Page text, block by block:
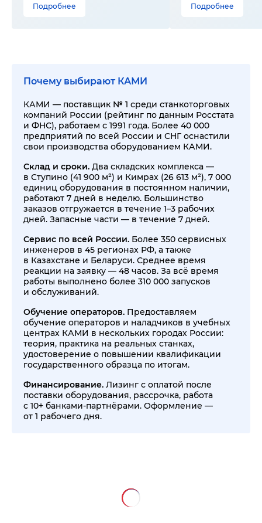
Подробнее Подробнее
Почему выбирают КАМИ
КАМИ — поставщик № 1 среди станкоторговых
компаний России (рейтинг по данным Росстата
и ФНС), работаем с 1991 года. Более 40 000
предприятий по всей России и СНГ оснастили
свои производства оборудованием КАМИ.
Склад и сроки. Два складских комплекса —
в Ступино (41 900 м²) и Кимрах (26 613 м²), 7 000
единиц оборудования в постоянном наличии,
работают 7 дней в неделю. Большинство
заказов отгружается в течение 1–3 рабочих
дней. Запасные части — в течение 7 дней.
Сервис по всей России. Более 350 сервисных
инженеров в 45 регионах РФ, а также
в Казахстане и Беларуси. Среднее время
реакции на заявку — 48 часов. За всё время
работы выполнено более 310 000 запусков
и обслуживаний.
Обучение операторов. Предоставляем
обучение операторов и наладчиков в учебных
центрах КАМИ в нескольких городах России:
теория, практика на реальных станках,
удостоверение о повышении квалификации
государственного образца по итогам.
Финансирование. Лизинг с оплатой после
поставки оборудования, рассрочка, работа
с 10+ банками-партнёрами. Оформление —
от 1 рабочего дня.